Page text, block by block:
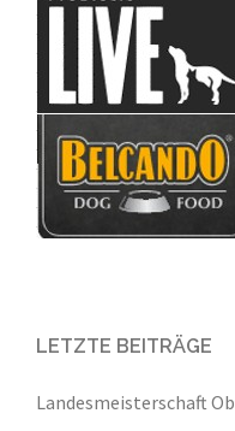
LETZTE BEITRÄGE
Landesmeisterschaft